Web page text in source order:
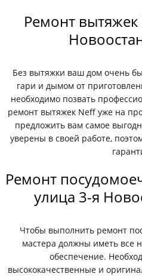
Ремонт вытяжек
Без вытяжки ваш дом очень
гари и дымом от
необходимо позвать
ремонт вытяжек Neff уже на
предложить вам самое
уверены в своей работе,
Ремонт
улица 3-я
Чтобы выполнить ремонт
мастера должны иметь все
обеспечение.
высококачественные и